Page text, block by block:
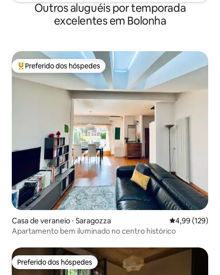
Outros aluguéis por temporada
excelentes em Bolonha
Entre os melhores preferidos dos hóspedes
Preferido dos hóspedes
Casa de veraneio ⋅ Saragozza 4,99 de uma
4,99 (129)
Apartamento bem iluminado no centro histórico
Preferido dos hóspedes
Preferido dos hóspedes